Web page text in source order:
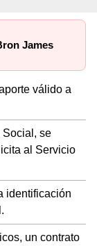
James
válido a
Social, se
al Servicio
identificación
un contrato